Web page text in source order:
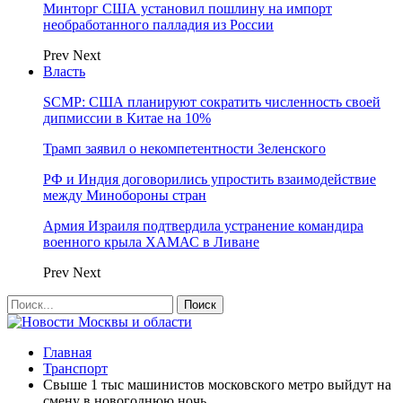
Минторг США установил пошлину на импорт
необработанного палладия из России
Prev Next
Власть
SCMP: США планируют сократить численность своей
дипмиссии в Китае на 10%
Трамп заявил о некомпетентности Зеленского
РФ и Индия договорились упростить взаимодействие
между Минобороны стран
Армия Израиля подтвердила устранение командира
военного крыла ХАМАС в Ливане
Prev Next
Главная
Транспорт
Свыше 1 тыс машинистов московского метро выйдут на